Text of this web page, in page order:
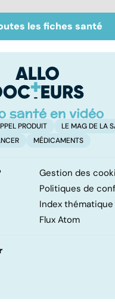
Faites un pied
nez à la
les fiches santé
PRODUIT
LE MAG DE LA
MÉDICAMENTS
Gestion des
Politiques de
Index thématique
Flux Atom